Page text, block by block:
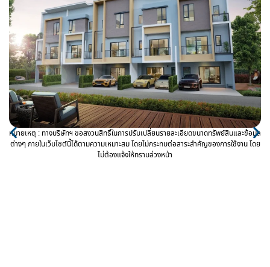
หมายเหตุ : ทางบริษัทฯ ขอสงวนสิทธิ์ในการปรับเปลี่ยนรายละเอียดขนาดทรัพย์สินและข้อมูล
ต่างๆ ภายในเว็บไซต์นี้ได้ตามความเหมาะสม โดยไม่กระทบต่อสาระสำคัญของการใช้งาน โดย
ไม่ต้องแจ้งให้ทราบล่วงหน้า